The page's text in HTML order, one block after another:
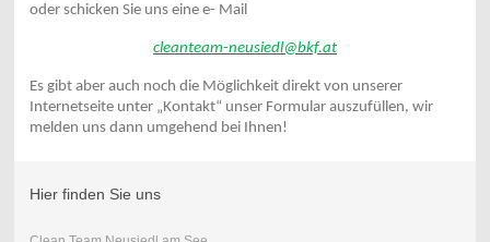
oder schicken Sie uns eine e- Mail
cleanteam-neusiedl@bkf.at
Es gibt aber auch noch die Möglichkeit direkt von unserer
Internetseite unter „Kontakt“ unser Formular auszufüllen, wir
melden uns dann umgehend bei Ihnen!
Hier finden Sie uns